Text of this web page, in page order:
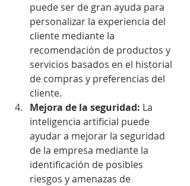
puede ser de gran ayuda para
personalizar la experiencia del
cliente mediante la
recomendación de productos y
servicios basados en el historial
de compras y preferencias del
cliente.
Mejora de la seguridad: La
inteligencia artificial puede
ayudar a mejorar la seguridad
de la empresa mediante la
identificación de posibles
riesgos y amenazas de